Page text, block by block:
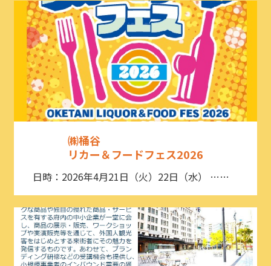
㈱桶谷
リカー＆フードフェス2026
日時：2026年4月21日（火）22日（水） ……